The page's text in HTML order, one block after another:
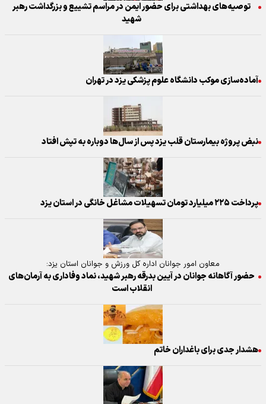
توصیه‌های بهداشتی برای حضور ایمن در مراسم تشییع و بزرگداشت رهبر
شهید
آماده‌سازی موکب دانشگاه علوم پزشکی یزد در تهران
نبض پروژه بیمارستان قلب یزد پس از سال‌ها دوباره به تپش افتاد
پرداخت ۲۲۵ میلیارد تومان تسهیلات مشاغل خانگی در استان یزد
معاون امور جوانان اداره کل ورزش و جوانان استان یزد:
حضور آگاهانه جوانان در آیین بدرقه رهبر شهید، نماد وفاداری به آرمان‌های
انقلاب است
هشدار جدی برای باغداران خاتم